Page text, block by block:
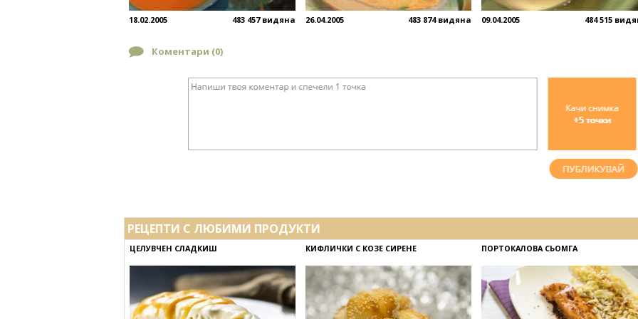
18.02.2005 483 457 видяна 26.04.2005 483 874 видяна 09.04.2005 484 515
Коментари (0)
РЕЦЕПТИ С ЛЮБИМИ ПРОДУКТИ
ЦЕЛУВЧЕН СЛАДКИШ КИФЛИЧКИ С КОЗЕ СИРЕНЕ ПОРТОКАЛОВА СЬОМГА